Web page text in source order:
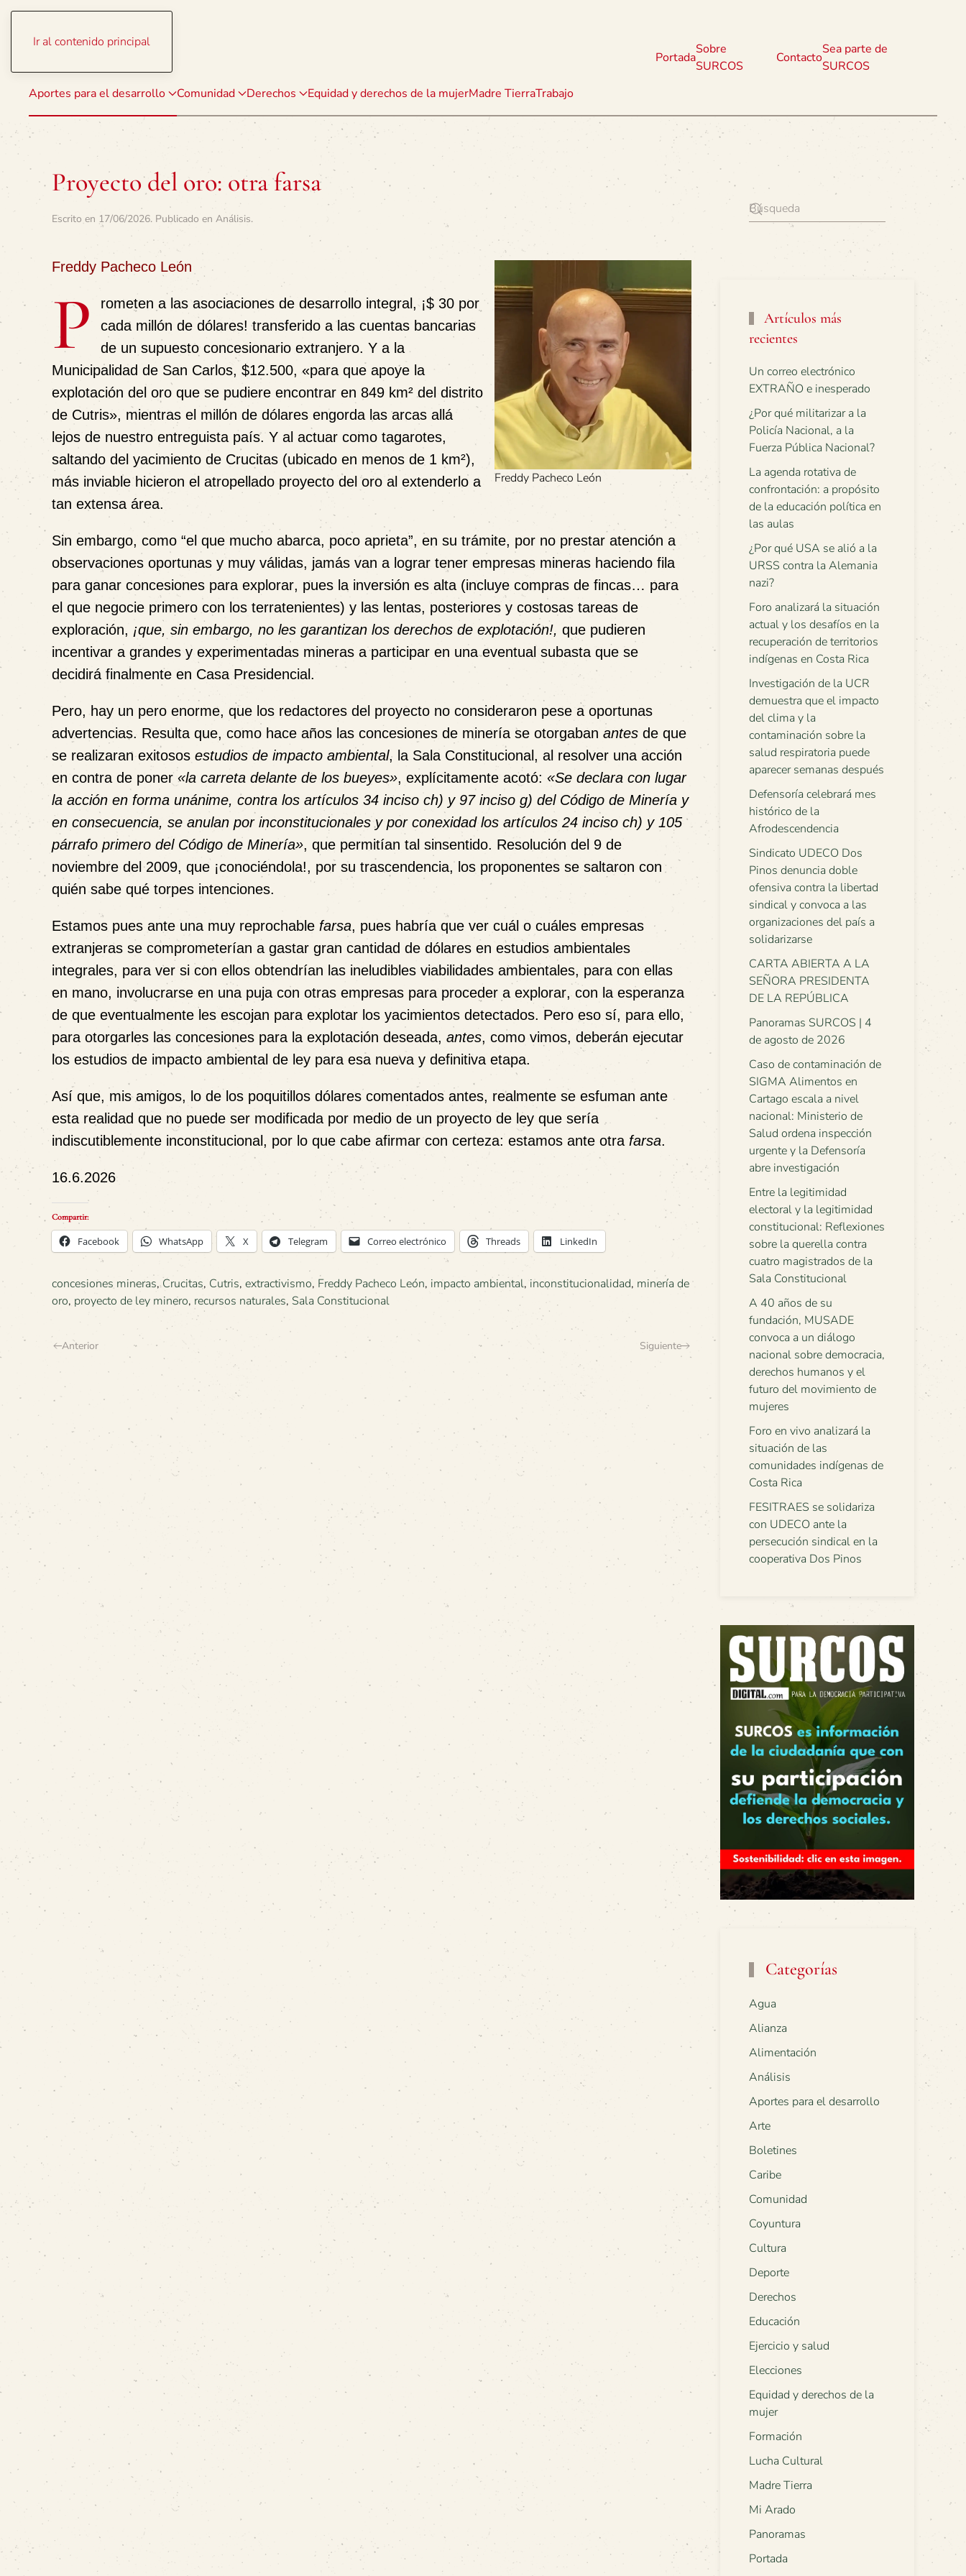
Ir al contenido principal
Aportes para el desarrollo Comunidad Derechos Equidad y derechos de la mujerMadre TierraTrabajo
Portada
Sobre
SURCOS
Contacto
Sea parte de
SURCOS
Proyecto del oro: otra farsa
Escrito en 17/06/2026. Publicado en Análisis.
Freddy Pacheco León
Freddy Pacheco León
P
rometen a las asociaciones de desarrollo integral, ¡$ 30 por
cada millón de dólares! transferido a las cuentas bancarias
de un supuesto concesionario extranjero. Y a la
Municipalidad de San Carlos, $12.500, «para que apoye la
explotación del oro que se pudiere encontrar en 849 km² del distrito
de Cutris», mientras el millón de dólares engorda las arcas allá
lejos de nuestro entreguista país. Y al actuar como tagarotes,
saltando del yacimiento de Crucitas (ubicado en menos de 1 km²),
más inviable hicieron el atropellado proyecto del oro al extenderlo a
tan extensa área.
Sin embargo, como “el que mucho abarca, poco aprieta”, en su trámite, por no prestar atención a
observaciones oportunas y muy válidas, jamás van a lograr tener empresas mineras haciendo fila
para ganar concesiones para explorar, pues la inversión es alta (incluye compras de fincas… para
el que negocie primero con los terratenientes) y las lentas, posteriores y costosas tareas de
exploración, ¡que, sin embargo, no les garantizan los derechos de explotación!, que pudieren
incentivar a grandes y experimentadas mineras a participar en una eventual subasta que se
decidirá finalmente en Casa Presidencial.
Pero, hay un pero enorme, que los redactores del proyecto no consideraron pese a oportunas
advertencias. Resulta que, como hace años las concesiones de minería se otorgaban antes de que
se realizaran exitosos estudios de impacto ambiental, la Sala Constitucional, al resolver una acción
en contra de poner «la carreta delante de los bueyes», explícitamente acotó: «Se declara con lugar
la acción en forma unánime, contra los artículos 34 inciso ch) y 97 inciso g) del Código de Minería y
en consecuencia, se anulan por inconstitucionales y por conexidad los artículos 24 inciso ch) y 105
párrafo primero del Código de Minería», que permitían tal sinsentido. Resolución del 9 de
noviembre del 2009, que ¡conociéndola!, por su trascendencia, los proponentes se saltaron con
quién sabe qué torpes intenciones.
Estamos pues ante una muy reprochable farsa, pues habría que ver cuál o cuáles empresas
extranjeras se comprometerían a gastar gran cantidad de dólares en estudios ambientales
integrales, para ver si con ellos obtendrían las ineludibles viabilidades ambientales, para con ellas
en mano, involucrarse en una puja con otras empresas para proceder a explorar, con la esperanza
de que eventualmente les escojan para explotar los yacimientos detectados. Pero eso sí, para ello,
para otorgarles las concesiones para la explotación deseada, antes, como vimos, deberán ejecutar
los estudios de impacto ambiental de ley para esa nueva y definitiva etapa.
Así que, mis amigos, lo de los poquitillos dólares comentados antes, realmente se esfuman ante
esta realidad que no puede ser modificada por medio de un proyecto de ley que sería
indiscutiblemente inconstitucional, por lo que cabe afirmar con certeza: estamos ante otra farsa.
16.6.2026
Compartir:
Facebook WhatsApp X Telegram Correo electrónico Threads LinkedIn
concesiones mineras,Crucitas, Cutris, extractivismo, Freddy Pacheco León, impacto ambiental, inconstitucionalidad, minería de
oro, proyecto de ley minero, recursos naturales, Sala Constitucional
Anterior Siguiente
Artículos más
recientes
Un correo electrónico
EXTRAÑO e inesperado
¿Por qué militarizar a la
Policía Nacional, a la
Fuerza Pública Nacional?
La agenda rotativa de
confrontación: a propósito
de la educación política en
las aulas
¿Por qué USA se alió a la
URSS contra la Alemania
nazi?
Foro analizará la situación
actual y los desafíos en la
recuperación de territorios
indígenas en Costa Rica
Investigación de la UCR
demuestra que el impacto
del clima y la
contaminación sobre la
salud respiratoria puede
aparecer semanas después
Defensoría celebrará mes
histórico de la
Afrodescendencia
Sindicato UDECO Dos
Pinos denuncia doble
ofensiva contra la libertad
sindical y convoca a las
organizaciones del país a
solidarizarse
CARTA ABIERTA A LA
SEÑORA PRESIDENTA
DE LA REPÚBLICA
Panoramas SURCOS | 4
de agosto de 2026
Caso de contaminación de
SIGMA Alimentos en
Cartago escala a nivel
nacional: Ministerio de
Salud ordena inspección
urgente y la Defensoría
abre investigación
Entre la legitimidad
electoral y la legitimidad
constitucional: Reflexiones
sobre la querella contra
cuatro magistrados de la
Sala Constitucional
A 40 años de su
fundación, MUSADE
convoca a un diálogo
nacional sobre democracia,
derechos humanos y el
futuro del movimiento de
mujeres
Foro en vivo analizará la
situación de las
comunidades indígenas de
Costa Rica
FESITRAES se solidariza
con UDECO ante la
persecución sindical en la
cooperativa Dos Pinos
Categorías
Agua
Alianza
Alimentación
Análisis
Aportes para el desarrollo
Arte
Boletines
Caribe
Comunidad
Coyuntura
Cultura
Deporte
Derechos
Educación
Ejercicio y salud
Elecciones
Equidad y derechos de la
mujer
Formación
Lucha Cultural
Madre Tierra
Mi Arado
Panoramas
Portada